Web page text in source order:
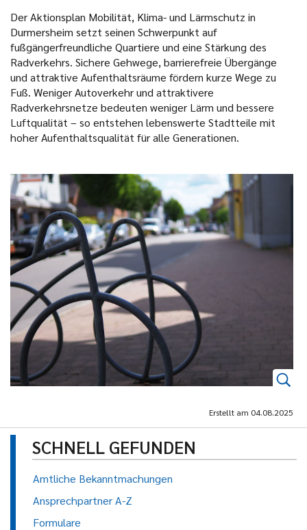
Der Aktionsplan Mobilität, Klima- und Lärmschutz in
Durmersheim setzt seinen Schwerpunkt auf
fußgängerfreundliche Quartiere und eine Stärkung des
Radverkehrs. Sichere Gehwege, barrierefreie Übergänge
und attraktive Aufenthaltsräume fördern kurze Wege zu
Fuß. Weniger Autoverkehr und attraktivere
Radverkehrsnetze bedeuten weniger Lärm und bessere
Luftqualität – so entstehen lebenswerte Stadtteile mit
hoher Aufenthaltsqualität für alle Generationen.
Erstellt am 04.08.2025
SCHNELL GEFUNDEN
Amtliche Bekanntmachungen
Ansprechpartner A-Z
Formulare